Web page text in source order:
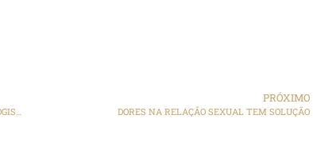
PRÓXIMO
DORES NA RELAÇÃO SEXUAL TEM SOLUÇÃO